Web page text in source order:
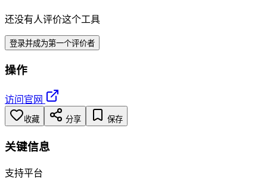
还没有人评价这个工具
登录并成为第一个评价者
操作
访问官网
收藏 分享 保存
关键信息
支持平台